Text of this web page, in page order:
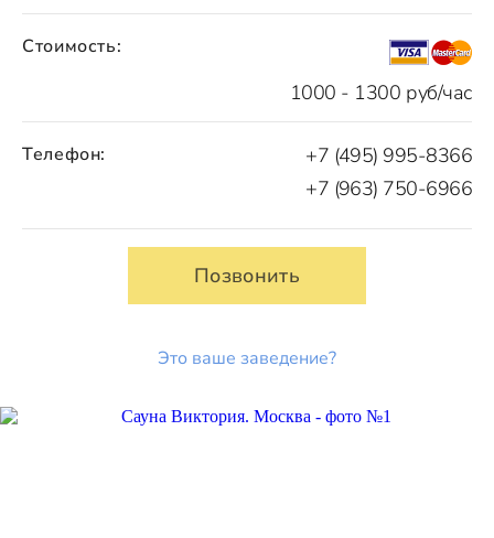
Стоимость:
1000 - 1300 руб/час
Телефон:
+7 (495) 995-8366
+7 (963) 750-6966
Позвонить
Это ваше заведение?